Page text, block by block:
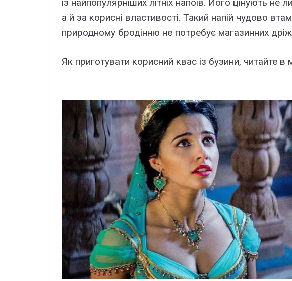
а й за корисні властивості. Такий напій чудово
природному бродінню не потребує магазинних
Як приготувати корисний квас із бузини, читайте в